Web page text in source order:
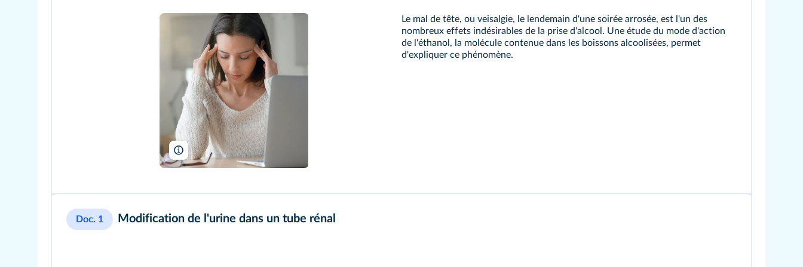
goodluz/shutterstock
Le mal de tête, ou veisalgie, le lendemain d'une soirée arrosée, est l'un des
nombreux effets indésirables de la prise d'alcool. Une étude du mode d'action
de l'éthanol, la molécule contenue dans les boissons alcoolisées, permet
d'expliquer ce phénomène.
Doc. 1 Modification de l'urine dans un tube rénal